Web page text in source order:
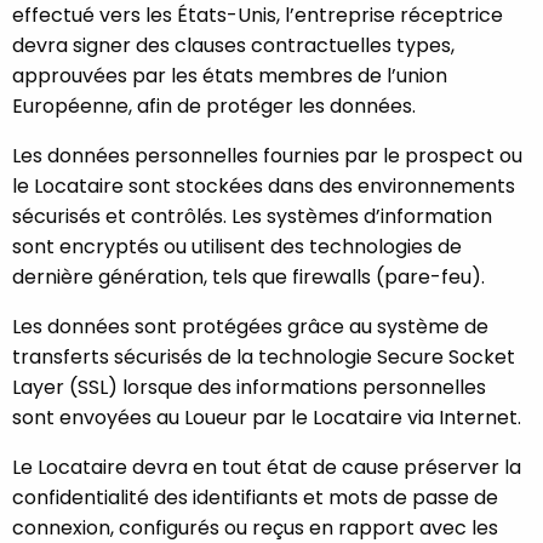
effectué vers les États-Unis, l’entreprise réceptrice
devra signer des clauses contractuelles types,
approuvées par les états membres de l’union
Européenne, afin de protéger les données.
Les données personnelles fournies par le prospect ou
le Locataire sont stockées dans des environnements
sécurisés et contrôlés. Les systèmes d’information
sont encryptés ou utilisent des technologies de
dernière génération, tels que firewalls (pare-feu).
Les données sont protégées grâce au système de
transferts sécurisés de la technologie Secure Socket
Layer (SSL) lorsque des informations personnelles
sont envoyées au Loueur par le Locataire via Internet.
Le Locataire devra en tout état de cause préserver la
confidentialité des identifiants et mots de passe de
connexion, configurés ou reçus en rapport avec les